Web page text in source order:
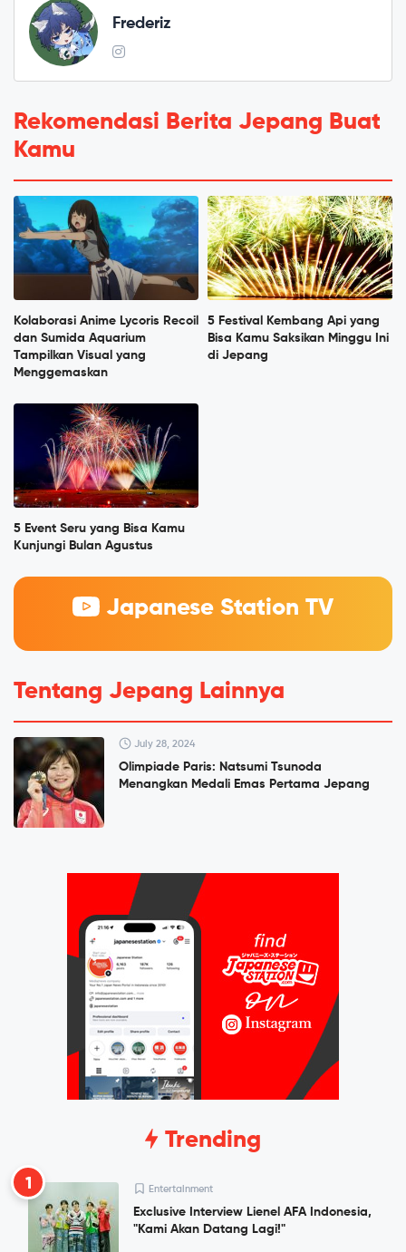
Frederiz
Rekomendasi Berita Jepang Buat
Kamu
Kolaborasi Anime Lycoris Recoil
dan Sumida Aquarium
Tampilkan Visual yang
Menggemaskan
5 Festival Kembang Api yang
Bisa Kamu Saksikan Minggu Ini
di Jepang
5 Event Seru yang Bisa Kamu
Kunjungi Bulan Agustus
Japanese Station TV
Tentang Jepang Lainnya
July 28, 2024
Olimpiade Paris: Natsumi Tsunoda
Menangkan Medali Emas Pertama Jepang
Trending
1 Entertainment
Exclusive Interview Lienel AFA Indonesia,
"Kami Akan Datang Lagi!"